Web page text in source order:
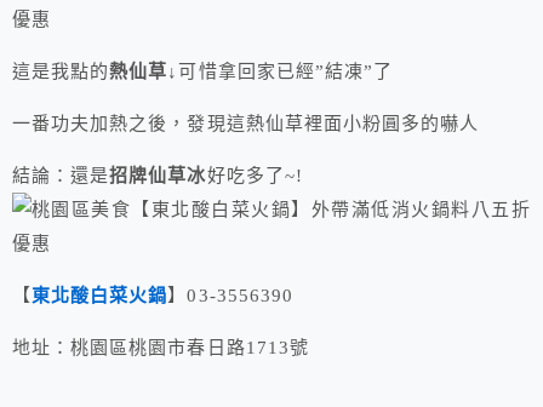
這是我點的熱仙草↓可惜拿回家已經”結凍”了
一番功夫加熱之後，發現這熱仙草裡面小粉圓多的嚇人
結論：還是招牌仙草冰好吃多了~!
【東北酸白菜火鍋】03-3556390
地址：桃園區桃園市春日路1713號